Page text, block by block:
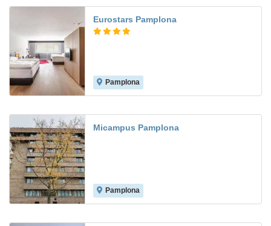
Eurostars Pamplona
Pamplona
Micampus Pamplona
Pamplona